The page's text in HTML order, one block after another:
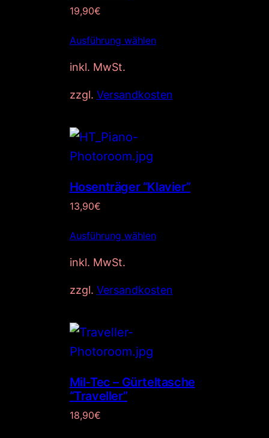
19,90€
Ausführung wählen
inkl. MwSt.
zzgl. Versandkosten
Hosenträger “Klavier”
13,90€
Ausführung wählen
inkl. MwSt.
zzgl. Versandkosten
Mil-Tec – Gürteltasche
“Traveller”
18,90€